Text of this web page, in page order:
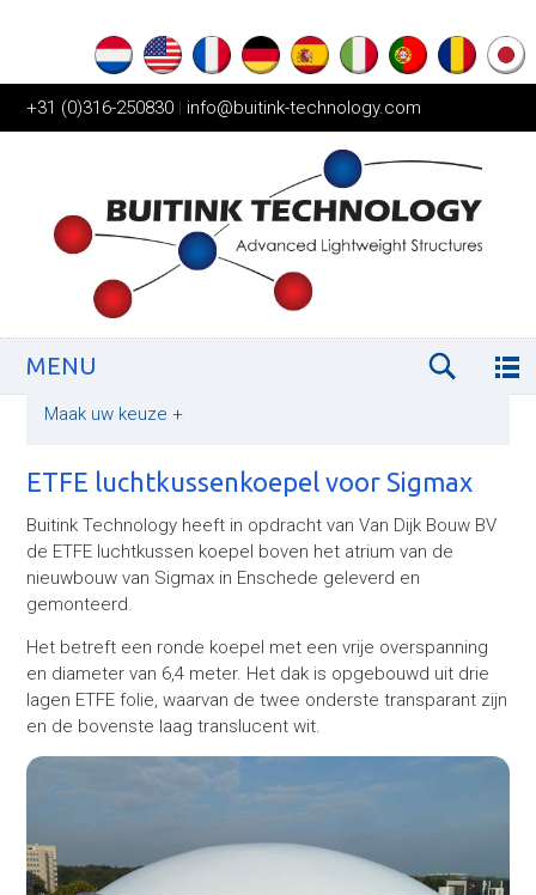
+31 (0)316-250830 | info@buitink-technology.com
MENU
Maak uw keuze +
ETFE luchtkussenkoepel voor Sigmax
Buitink Technology heeft in opdracht van Van Dijk Bouw BV
de ETFE luchtkussen koepel boven het atrium van de
nieuwbouw van Sigmax in Enschede geleverd en
gemonteerd.
Het betreft een ronde koepel met een vrije overspanning
en diameter van 6,4 meter. Het dak is opgebouwd uit drie
lagen ETFE folie, waarvan de twee onderste transparant zijn
en de bovenste laag translucent wit.